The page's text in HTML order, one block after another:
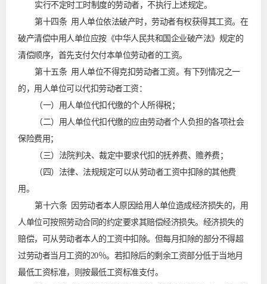
实行不定时工时制度的劳动者，不执行上述规定。
第十四条 用人单位依法破产时，劳动者有权获得其工资。在
破产清偿中用人单位应按《中华人民共和国企业破产法》规定的
清偿顺序，首先支付欠付本单位劳动者的工资。
第十五条 用人单位不得克扣劳动者工资。有下列情况之一
的，用人单位可以代扣劳动者工资：
（一）用人单位代扣代缴的个人所得税；
（二）用人单位代扣代缴的应由劳动者个人负担的各项社会
保险费用；
（三）法院判决、裁定中要求代扣的抚养费、赡养费；
（四）法律、法规规定可以从劳动者工资中扣除的其他费
用。
第十六条 因劳动者本人原因给用人单位造成经济损失的，用
人单位可按照劳动合同的约定要求其赔偿经济损失。经济损失的
赔偿，可从劳动者本人的工资中扣除。但每月扣除的部分不得超
过劳动者当月工资的20％。若扣除后的剩余工资部分低于当地月
最低工资标准，则按最低工资标准支付。